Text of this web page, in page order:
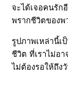
จะได้เจอคนรัก
พรากชีวิตของพ
รูปภาพเหล่านี้เ
ชีวิต ที่เราไม่อ
ไม่ต้องรอให้ถึง